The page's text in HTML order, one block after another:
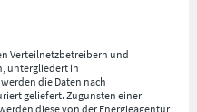
Verteilnetzbetreibern und
untergliedert in
die Daten nach
geliefert. Zugunsten einer
diese von der Energieagentur